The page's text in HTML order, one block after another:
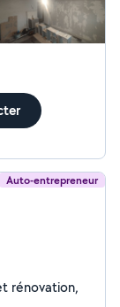
Auto-entrepreneur
rénovation,